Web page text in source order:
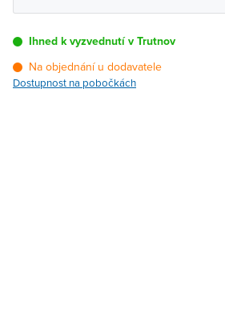
Ihned k vyzvednutí v Trutnov
Na objednání u dodavatele
Dostupnost na pobočkách